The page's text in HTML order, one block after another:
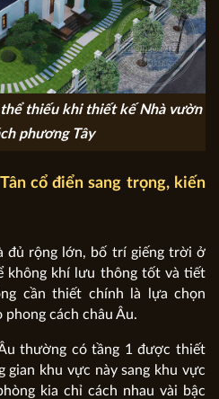
thiếu khi thiết kế Nhà vườn
phương Tây
cổ điển sang trọng, kiến
đủ rộng lớn, bố trí giếng trời ở
không khí lưu thông tốt và tiết
cần thiết chính là lựa chọn
cách châu Âu.
thường có tầng 1 được thiết
gian khu vực này sang khu vực
kia chỉ cách nhau vài bậc